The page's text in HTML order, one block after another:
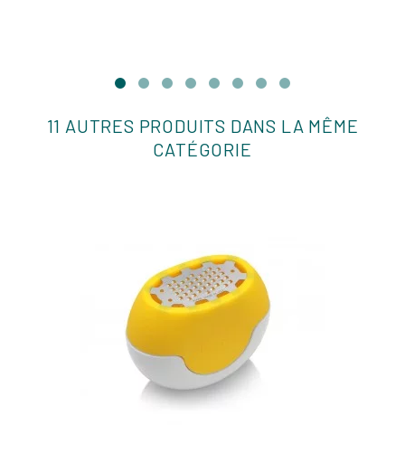
11 AUTRES PRODUITS DANS LA MÊME
CATÉGORIE